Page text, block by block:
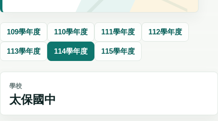
109學年度 110學年度 111學年度 112學年度
113學年度 114學年度 115學年度
學校
太保國中